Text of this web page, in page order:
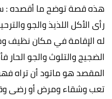
هذه قصة توضح ما أقصده :
رأى الأكل اللذيذ والجو
له الإقامة في مكان نظيف
الضجيج والتلوث والجو
المقصد هو ماتود أن تراه
تعب وشقاء ومرض أو رضى